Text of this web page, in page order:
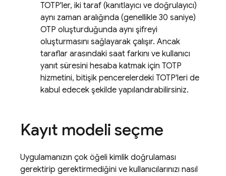
TOTP'ler, iki taraf (kanıtlayıcı ve doğrulayıcı)
aynı zaman aralığında (genellikle 30 saniye)
OTP oluşturduğunda aynı şifreyi
oluşturmasını sağlayarak çalışır. Ancak
taraflar arasındaki saat farkını ve kullanıcı
yanıt süresini hesaba katmak için TOTP
hizmetini, bitişik pencerelerdeki TOTP'leri de
kabul edecek şekilde yapılandırabilirsiniz.
Kayıt modeli seçme
Uygulamanızın çok öğeli kimlik doğrulaması
gerektirip gerektirmediğini ve kullanıcılarınızı nasıl